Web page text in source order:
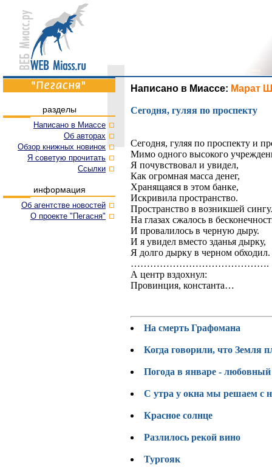
разделы
Написано в Миассе
Об авторах
Обзор книжных новинок
Я советую прочитать
Cсылки
информация
Об агентстве новостей
О проекте "Пегасня"
Написано в Миассе: Марат
Сегодня, гуляя по проспекту
Сегодня, гуляя по проспекту и
Мимо одного высокого
Я почувствовал и увидел,
Как огромная масса денег,
Хранящаяся в этом банке,
Искривила пространство.
Пространство в возникшей
На глазах сжалось в
И провалилось в черную дыру.
И я увидел вместо зданья дырку,
Я долго дырку в черном обходил.
…………………………………….
А центр вздохнул:
Провинция, константа…
На смерть Графомана
Когда говорили, что Земля
Погода в январе -
С утра у окна мы решаем с
Красное солнце
Разлилось рекой вино
Тургояк